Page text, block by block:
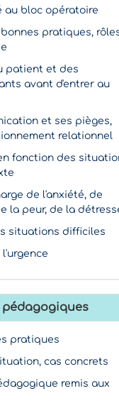
au bloc opératoire
bonnes pratiques,
patient et des
avant d'entrer au
et ses pièges,
relationnel
fonction des
de l'anxiété, de
la peur, de la
situations difficiles
l'urgence
pratiques
cas concrets
remis aux